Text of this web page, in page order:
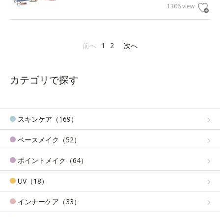
1306 view
前へ 1 2 次へ
カテゴリで探す
スキンケア（169）
ベースメイク（52）
ポイントメイク（64）
UV（18）
インナーケア（33）